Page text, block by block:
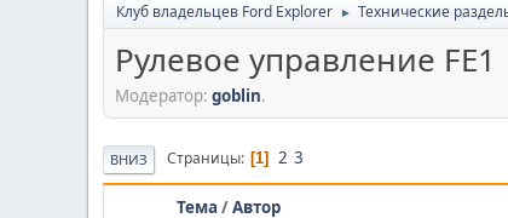
Клуб владельцев Ford Explorer ► Технические
Рулевое управление FE1
Модератор: goblin.
ВНИЗ Страницы 1 2 3
Тема /Автор